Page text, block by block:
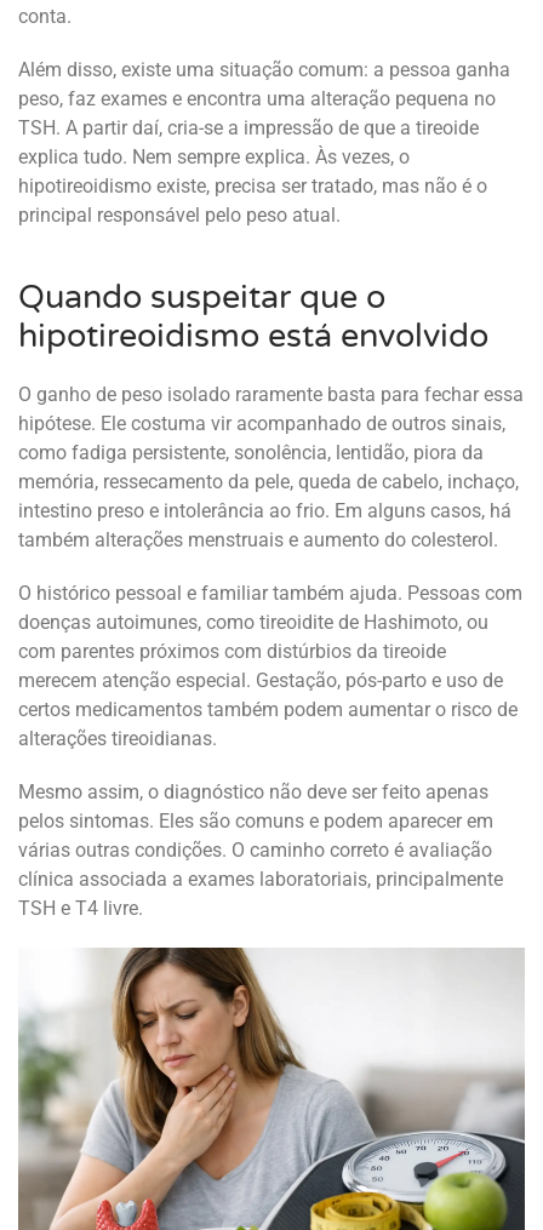
conta.
Além disso, existe uma situação comum: a pessoa ganha
peso, faz exames e encontra uma alteração pequena no
TSH. A partir daí, cria-se a impressão de que a tireoide
explica tudo. Nem sempre explica. Às vezes, o
hipotireoidismo existe, precisa ser tratado, mas não é o
principal responsável pelo peso atual.
Quando suspeitar que o
hipotireoidismo está envolvido
O ganho de peso isolado raramente basta para fechar essa
hipótese. Ele costuma vir acompanhado de outros sinais,
como fadiga persistente, sonolência, lentidão, piora da
memória, ressecamento da pele, queda de cabelo, inchaço,
intestino preso e intolerância ao frio. Em alguns casos, há
também alterações menstruais e aumento do colesterol.
O histórico pessoal e familiar também ajuda. Pessoas com
doenças autoimunes, como tireoidite de Hashimoto, ou
com parentes próximos com distúrbios da tireoide
merecem atenção especial. Gestação, pós-parto e uso de
certos medicamentos também podem aumentar o risco de
alterações tireoidianas.
Mesmo assim, o diagnóstico não deve ser feito apenas
pelos sintomas. Eles são comuns e podem aparecer em
várias outras condições. O caminho correto é avaliação
clínica associada a exames laboratoriais, principalmente
TSH e T4 livre.